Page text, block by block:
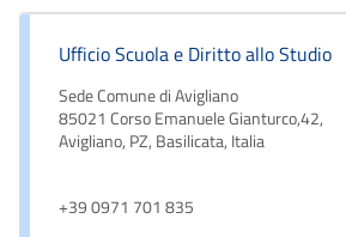
Ufficio Scuola e Diritto allo Studio
Sede Comune di Avigliano
85021 Corso Emanuele Gianturco,42,
Avigliano, PZ, Basilicata, Italia
+39 0971 701 835